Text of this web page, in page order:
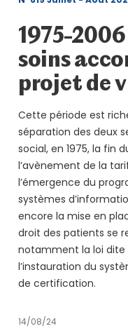
Mot
1975-
soins
projet de
Cette période est
séparation des deux
social, en 1975, la fin
l’avènement de la
l’émergence du
systèmes
encore la mise en
droit des patients se
notamment la loi dite
l’instauration du
de certification.
14/08/24